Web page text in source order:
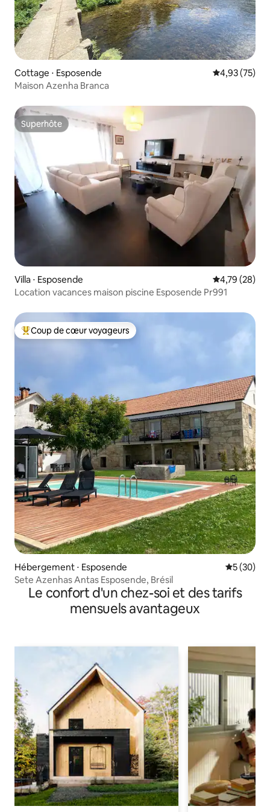
Cottage ⋅ Esposende Évaluation
4,93 (75)
Maison Azenha Branca
Superhôte
Superhôte
Villa ⋅ Esposende Évaluation
4,79 (28)
Location vacances maison piscine Esposende Pr991
Coups de cœur voyageurs les plus appréciés
Coup de cœur voyageurs
Hébergement ⋅ Esposende
5 (30)
Sete Azenhas Antas Esposende, Brésil
Le confort d'un chez-soi et des tarifs
mensuels avantageux